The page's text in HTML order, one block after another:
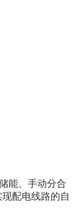
能、手动分合
现配电线路的自